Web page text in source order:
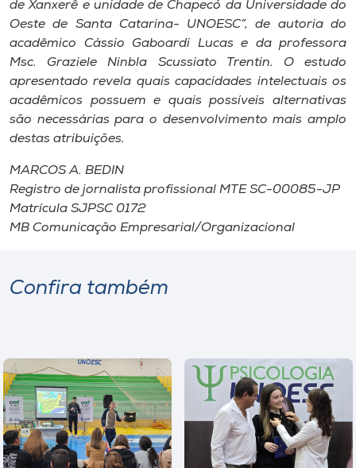
Unoesc
Store
Selecione
A+
de Xanxerê e unidade de Chapecó da Universidade do
Oeste de Santa Catarina- UNOESC”, de autoria do
acadêmico Cássio Gaboardi Lucas e da professora
Msc. Graziele Ninbla Scussiato Trentin. O estudo
apresentado revela quais capacidades intelectuais os
acadêmicos possuem e quais possíveis alternativas
são necessárias para o desenvolvimento mais amplo
destas atribuições.
MARCOS A. BEDIN
Registro de jornalista profissional MTE SC-00085-JP
Matrícula SJPSC 0172
MB Comunicação Empresarial/Organizacional
Confira também